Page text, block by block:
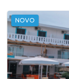
NOVO